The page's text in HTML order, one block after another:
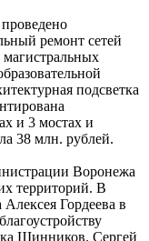
ремонт сетей
подсветка
и 3 мостах и
38 млн. рублей.
Воронежа
территорий. В
Гордеева в
Шинников. Сергей